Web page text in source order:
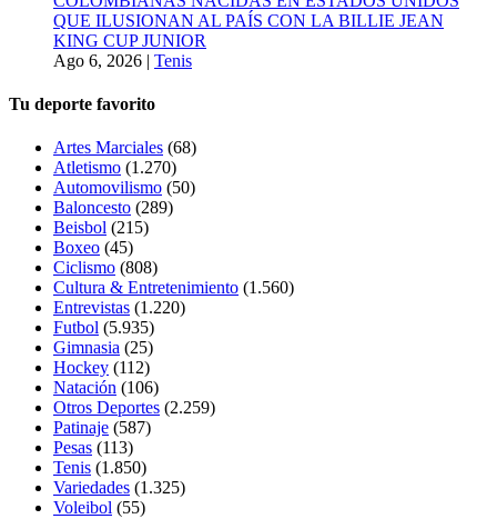
QUE ILUSIONAN AL PAÍS CON LA BILLIE JEAN
KING CUP JUNIOR
Ago 6, 2026 | Tenis
Tu deporte favorito
Artes Marciales (68)
Atletismo (1.270)
Automovilismo (50)
Baloncesto (289)
Beisbol (215)
Boxeo (45)
Ciclismo (808)
Cultura & Entretenimiento (1.560)
Entrevistas (1.220)
Futbol (5.935)
Gimnasia (25)
Hockey (112)
Natación (106)
Otros Deportes (2.259)
Patinaje (587)
Pesas (113)
Tenis (1.850)
Variedades (1.325)
Voleibol (55)